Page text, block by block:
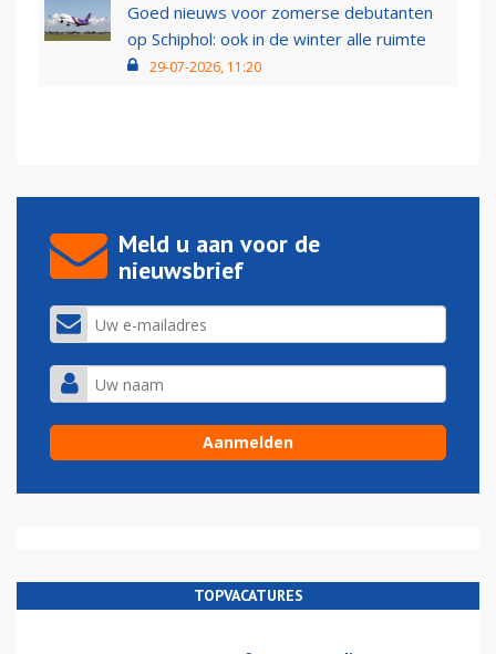
Goed nieuws voor zomerse debutanten
op Schiphol: ook in de winter alle ruimte
29-07-2026, 11:20
Meld u aan voor de
nieuwsbrief
TOPVACATURES